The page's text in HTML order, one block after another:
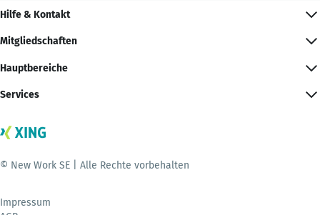
Hilfe & Kontakt
Mitgliedschaften
Hauptbereiche
Services
© New Work SE | Alle Rechte vorbehalten
Impressum